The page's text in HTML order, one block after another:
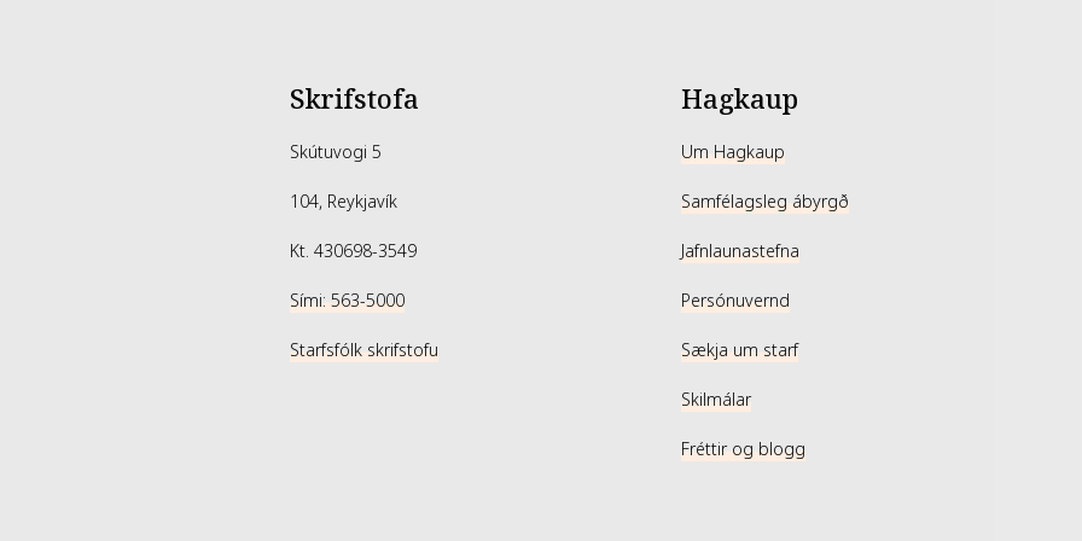
Skrifstofa
Skútuvogi 5
104, Reykjavík
Kt. 430698-3549
Sími: 563-5000
Starfsfólk skrifstofu
Hagkaup
Um Hagkaup
Samfélagsleg ábyrgð
Jafnlaunastefna
Persónuvernd
Sækja um starf
Skilmálar
Fréttir og blogg